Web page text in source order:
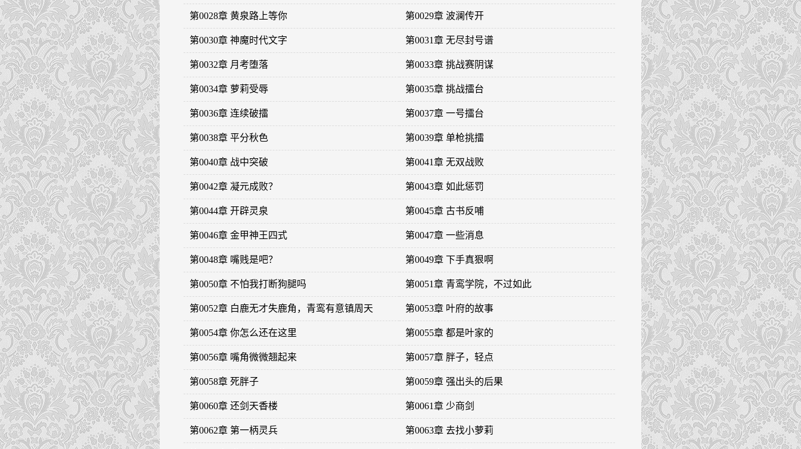
第0028章 黄泉路上等你 第0029章 波澜传开
第0030章 神魔时代文字 第0031章 无尽封号谱
第0032章 月考堕落 第0033章 挑战赛阴谋
第0034章 萝莉受辱 第0035章 挑战擂台
第0036章 连续破擂 第0037章 一号擂台
第0038章 平分秋色 第0039章 单枪挑擂
第0040章 战中突破 第0041章 无双战败
第0042章 凝元成败？ 第0043章 如此惩罚
第0044章 开辟灵泉 第0045章 古书反哺
第0046章 金甲神王四式 第0047章 一些消息
第0048章 嘴贱是吧？ 第0049章 下手真狠啊
第0050章 不怕我打断狗腿吗 第0051章 青鸾学院，不过如此
第0052章 白鹿无才失鹿角，青鸾有意镇周天 第0053章 叶府的故事
第0054章 你怎么还在这里 第0055章 都是叶家的
第0056章 嘴角微微翘起来 第0057章 胖子，轻点
第0058章 死胖子 第0059章 强出头的后果
第0060章 还剑天香楼 第0061章 少商剑
第0062章 第一柄灵兵 第0063章 去找小萝莉